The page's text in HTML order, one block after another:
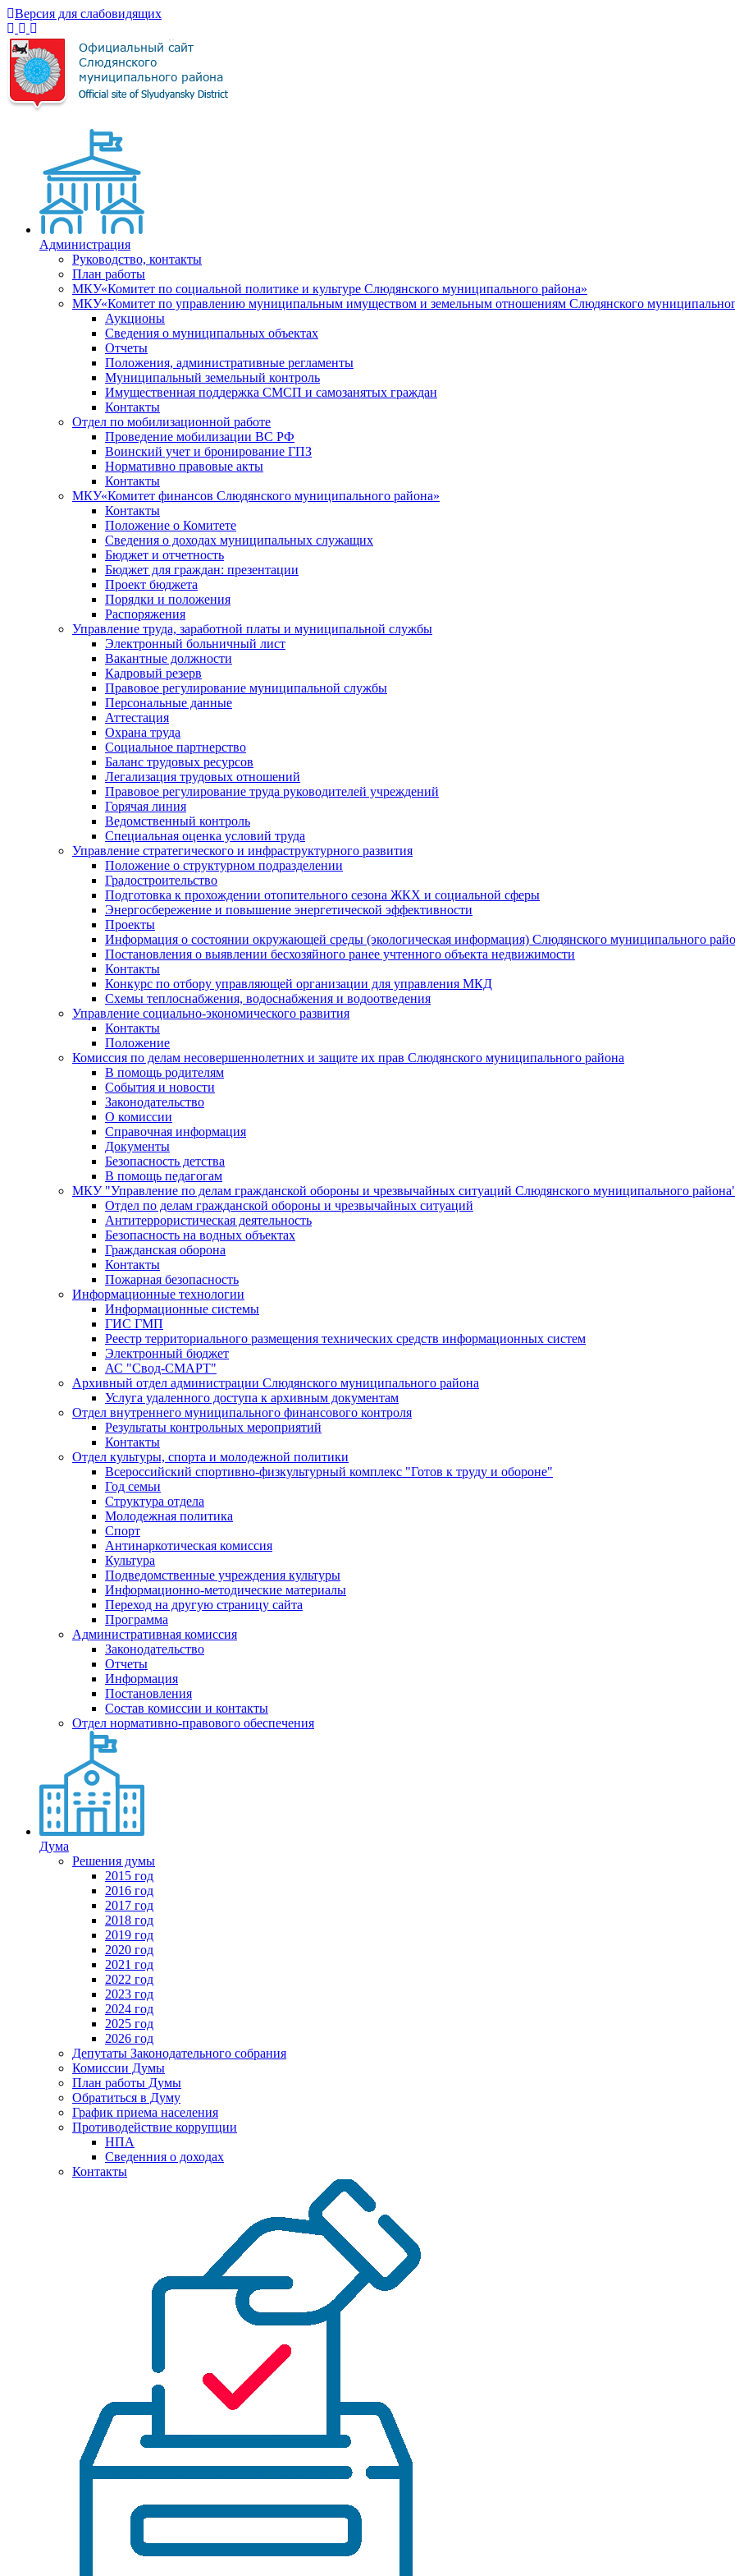
Версия для слабовидящих
Администрация
Руководство, контакты
План работы
МКУ«Комитет по социальной политике и культуре Слюдянского муниципального района»
МКУ«Комитет по управлению муниципальным имуществом и земельным отношениям Слюдянского
Аукционы
Сведения о муниципальных объектах
Отчеты
Положения, административные регламенты
Муниципальный земельный контроль
Имущественная поддержка СМСП и самозанятых граждан
Контакты
Отдел по мобилизационной работе
Проведение мобилизации ВС РФ
Воинский учет и бронирование ГПЗ
Нормативно правовые акты
Контакты
МКУ«Комитет финансов Слюдянского муниципального района»
Контакты
Положение о Комитете
Сведения о доходах муниципальных служащих
Бюджет и отчетность
Бюджет для граждан: презентации
Проект бюджета
Порядки и положения
Распоряжения
Управление труда, заработной платы и муниципальной службы
Электронный больничный лист
Вакантные должности
Кадровый резерв
Правовое регулирование муниципальной службы
Персональные данные
Аттестация
Охрана труда
Социальное партнерство
Баланс трудовых ресурсов
Легализация трудовых отношений
Правовое регулирование труда руководителей учреждений
Горячая линия
Ведомственный контроль
Специальная оценка условий труда
Управление стратегического и инфраструктурного развития
Положение о структурном подразделении
Градостроительство
Подготовка к прохождении отопительного сезона ЖКХ и социальной сферы
Энергосбережение и повышение энергетической эффективности
Проекты
Информация о состоянии окружающей среды (экологическая информация) Слюдянского муниципального
Постановления о выявлении бесхозяйного ранее учтенного объекта недвижимости
Контакты
Конкурс по отбору управляющей организации для управления МКД
Схемы теплоснабжения, водоснабжения и водоотведения
Управление социально-экономического развития
Контакты
Положение
Комиссия по делам несовершеннолетних и защите их прав Слюдянского муниципального района
В помощь родителям
События и новости
Законодательство
О комиссии
Справочная информация
Документы
Безопасность детства
В помощь педагогам
МКУ "Управление по делам гражданской обороны и чрезвычайных ситуаций Слюдянского муниципального
Отдел по делам гражданской обороны и чрезвычайных ситуаций
Антитеррористическая деятельность
Безопасность на водных объектах
Гражданская оборона
Контакты
Пожарная безопасность
Информационные технологии
Информационные системы
ГИС ГМП
Реестр территориального размещения технических средств информационных систем
Электронный бюджет
АС "Свод-СМАРТ"
Архивный отдел администрации Слюдянского муниципального района
Услуга удаленного доступа к архивным документам
Отдел внутреннего муниципального финансового контроля
Результаты контрольных мероприятий
Контакты
Отдел культуры, спорта и молодежной политики
Всероссийский спортивно-физкультурный комплекс "Готов к труду и обороне"
Год семьи
Структура отдела
Молодежная политика
Спорт
Антинаркотическая комиссия
Культура
Подведомственные учреждения культуры
Информационно-методические материалы
Переход на другую страницу сайта
Программа
Административная комиссия
Законодательство
Отчеты
Информация
Постановления
Состав комиссии и контакты
Отдел нормативно-правового обеспечения
Дума
Решения думы
2015 год
2016 год
2017 год
2018 год
2019 год
2020 год
2021 год
2022 год
2023 год
2024 год
2025 год
2026 год
Депутаты Законодательного собрания
Комиссии Думы
План работы Думы
Обратиться в Думу
График приема населения
Противодействие коррупции
НПА
Сведенния о доходах
Контакты